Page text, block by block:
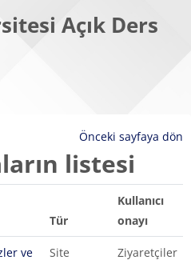
Açık Ders
Önceki sayfaya dön
listesi
Tür
Kullanıcı
onayı
ve
Site
Ziyaretçiler